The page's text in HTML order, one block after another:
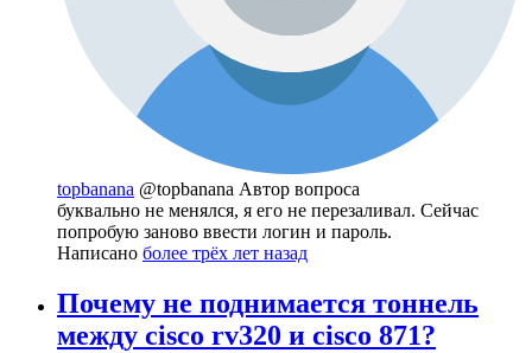
topbanana @topbanana Автор вопроса
буквально не менялся, я его не перезаливал. Сейчас
попробую заново ввести логин и пароль.
Написано более трёх лет назад
Почему не поднимается тоннель
между cisco rv320 и cisco 871?